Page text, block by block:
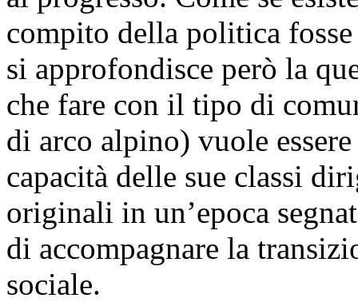
compito della politica
si approfondisce però la
che fare con il tipo di
di arco alpino) vuole
capacità delle sue classi
originali in un’epoca
di accompagnare la
sociale.